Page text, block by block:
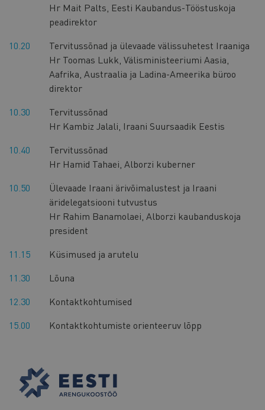
Hr Mait Palts, Eesti Kaubandus-Tööstuskoja
peadirektor
10.20
Tervitussõnad ja ülevaade välissuhetest Iraaniga
Hr Toomas Lukk, Välisministeeriumi Aasia,
Aafrika, Austraalia ja Ladina-Ameerika büroo
direktor
10.30
Tervitussõnad
Hr Kambiz Jalali, Iraani Suursaadik Eestis
10.40
Tervitussõnad
Hr Hamid Tahaei, Alborzi kuberner
10.50
Ülevaade Iraani ärivõimalustest ja Iraani
äridelegatsiooni tutvustus
Hr Rahim Banamolaei, Alborzi kaubanduskoja
president
11.15
Küsimused ja arutelu
11.30
Lõuna
12.30
Kontaktkohtumised
15.00
Kontaktkohtumiste orienteeruv lõpp